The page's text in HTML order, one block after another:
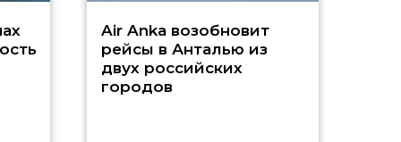
Air Anka возобновит
рейсы в Анталью из
двух российских
городов